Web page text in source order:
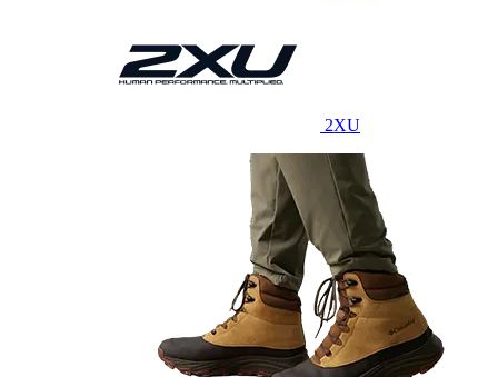
2XU